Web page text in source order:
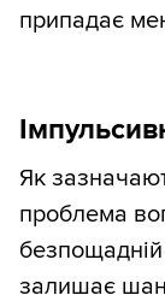
припадає
Як
проблема
залишає